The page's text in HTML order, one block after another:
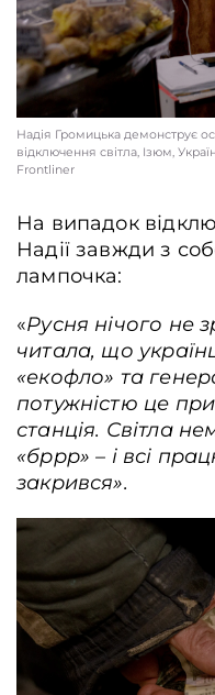
Антидронові сітки, Ізюм,
Frontliner
Надія Громицька демонструє
відключення світла, Ізюм,
Frontliner
На випадок
Надії завжди з
лампочка:
«Русня нічого не
читала, що
«екофло» та
потужністю це
станція. Світла
«бррр» – і всі
закрився».